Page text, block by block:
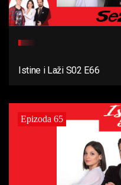
Istine i Laži S02 E66
Epizoda 65